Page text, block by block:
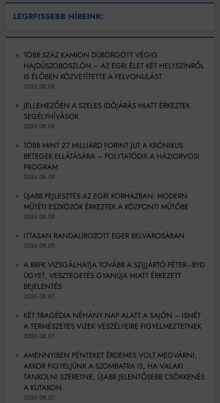
LEGRFISSEBB HÍREINK:
TÖBB SZÁZ KAMION DÜBÖRGÖTT VÉGIG
HAJDÚSZOBOSZLÓN – AZ EGRI ÉLET KÉT HELYSZÍNRŐL
IS ÉLŐBEN KÖZVETÍTETTE A FELVONULÁST
2026.08.09.
JELLEMEZŐEN A SZELES IDŐJÁRÁS MIATT ÉRKEZTEK
SEGÉLYHÍVÁSOK
2026.08.09.
TÖBB MINT 27 MILLIÁRD FORINT JUT A KRÓNIKUS
BETEGEK ELLÁTÁSÁRA – FOLYTATÓDIK A HÁZIORVOSI
PROGRAM
2026.08.09.
ÚJABB FEJLESZTÉS AZ EGRI KÓRHÁZBAN: MODERN
MŰTÉTI ESZKÖZÖK ÉRKEZTEK A KÖZPONTI MŰTŐBE
2026.08.09.
ITTASAN RANDALÍROZOTT EGER BELVÁROSÁBAN
2026.08.09.
A BRFK VIZSGÁLHATJA TOVÁBB A SZIJJÁRTÓ PÉTER–BYD
ÜGYET, VESZTEGETÉS GYANÚJA MIATT ÉRKEZETT
BEJELENTÉS
2026.08.07.
KÉT TRAGÉDIA NÉHÁNY NAP ALATT A SAJÓN – ISMÉT
A TERMÉSZETES VIZEK VESZÉLYEIRE FIGYELMEZTETNEK
2026.08.07.
AMENNYIBEN PÉNTEKET ÉRDEMES VOLT MEGVÁRNI,
AKKOR FIGYELJÜNK A SZOMBATRA IS, HA VALAKI
TANKOLNI SZERETNE, ÚJABB JELENTŐSEBB CSÖKKENÉS
A KUTAKON
2026.08.07.